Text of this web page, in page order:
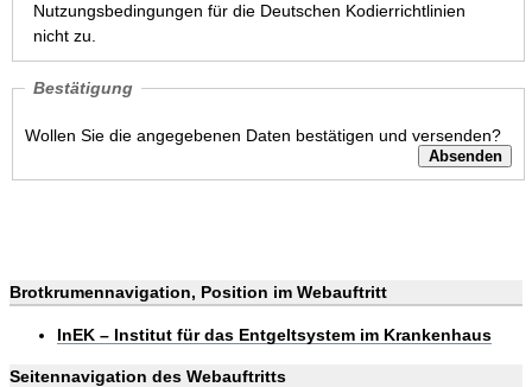
Nutzungsbedingungen für die Deutschen Kodierrichtlinien
nicht zu.
Bestätigung
Wollen Sie die angegebenen Daten bestätigen und versenden?
Brotkrumennavigation, Position im Webauftritt
InEK – Institut für das Entgeltsystem im Krankenhaus
Seitennavigation des Webauftritts